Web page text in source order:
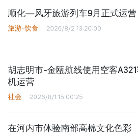
顺化—风牙旅游列车9月正式运营
旅游-饮食 2026/8/2 13:20:00
胡志明市-金瓯航线使用空客A321
机运营
社会 2026/8/1 15:00:25
在河内市体验南部高棉文化色彩